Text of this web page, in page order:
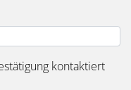
kontaktiert